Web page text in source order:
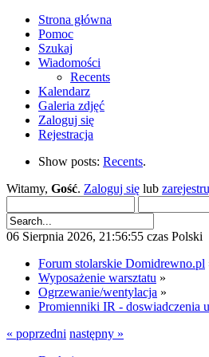
Strona główna
Pomoc
Szukaj
Wiadomości
Recents
Kalendarz
Galeria zdjęć
Zaloguj się
Rejestracja
Show posts: Recents.
Witamy, Gość. Zaloguj się lub
06 Sierpnia 2026, 21:56:55 czas Polski
Forum stolarskie Domidrewno.pl
Wyposażenie warsztatu »
Ogrzewanie/wentylacja »
Promienniki IR - doswiadczenia
« poprzedni następny »